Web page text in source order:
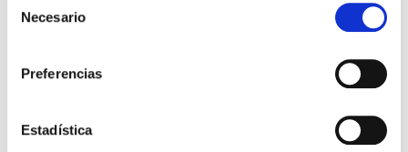
Necesario
Preferencias
Estadística
convocado nuevas jornadas de huelga los
días 10, 11 y 12 de junio, acompañadas de
marchas itinerantes por distintos
acabe con la precariedad y la brecha de